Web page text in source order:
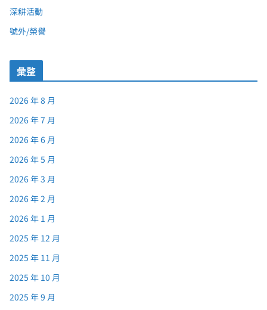
深耕活動
號外/榮譽
彙整
2026 年 8 月
2026 年 7 月
2026 年 6 月
2026 年 5 月
2026 年 3 月
2026 年 2 月
2026 年 1 月
2025 年 12 月
2025 年 11 月
2025 年 10 月
2025 年 9 月